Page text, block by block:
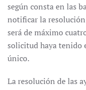
según consta en las
notificar la
será de máximo
solicitud haya tenido
único.
La resolución de las